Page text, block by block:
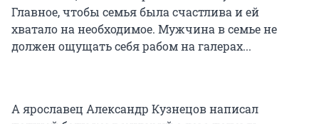
Главное, чтобы семья была счастлива и ей
хватало на необходимое. Мужчина в семье не
должен ощущать себя рабом на галерах...
А ярославец Александр Кузнецов написал